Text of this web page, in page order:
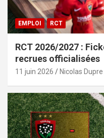
EMPLOI RCT
RCT 2026/2027 :
recrues officialisées
11 juin 2026 Nicolas Dupre